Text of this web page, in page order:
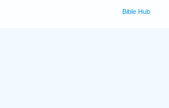
Bible Hub